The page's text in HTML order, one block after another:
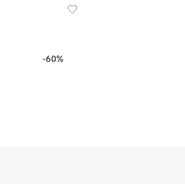
-60%